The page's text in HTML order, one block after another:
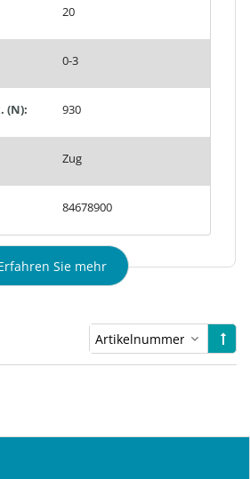
20
0-3
(N): 930
Zug
84678900
Sie mehr